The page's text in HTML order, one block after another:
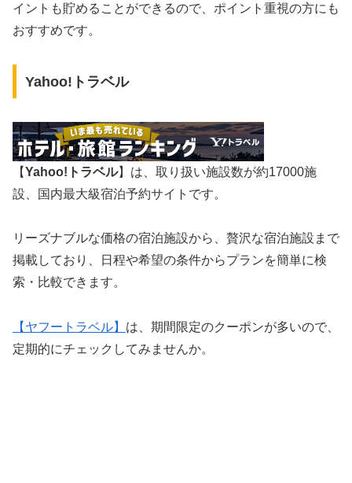
イントも貯めることができるので、ポイント重視の方にも
おすすめです。
Yahoo!トラベル
【Yahoo!トラベル】は、取り扱い施設数が約17000施
設、国内最大級宿泊予約サイトです。
リーズナブルな価格の宿泊施設から、贅沢な宿泊施設まで
掲載しており、日程や希望の条件からプランを簡単に検
索・比較できます。
【ヤフートラベル】 は、期間限定のクーポンが多いので、
定期的にチェックしてみませんか。